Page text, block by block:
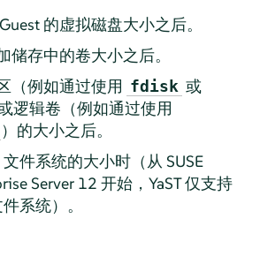
的虚拟磁盘大小之后。
储存中的卷大小之后。
（例如通过使用 fdisk 或
逻辑卷（例如通过使用
）的大小之后。
件系统的大小时（从 SUSE
Server12 开始，YaST 仅支持
系统）。